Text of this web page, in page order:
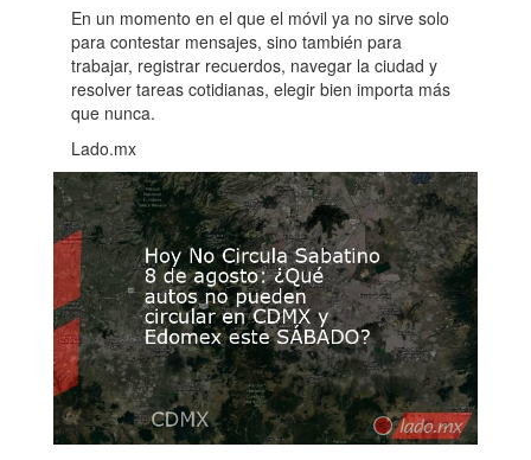
En un momento en el que el móvil ya no sirve solo
para contestar mensajes, sino también para
trabajar, registrar recuerdos, navegar la ciudad y
resolver tareas cotidianas, elegir bien importa más
que nunca.
Lado.mx